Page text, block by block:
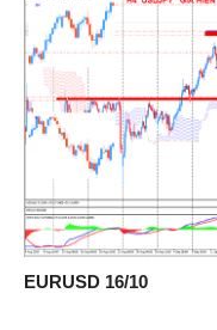
EURUSD 16/10